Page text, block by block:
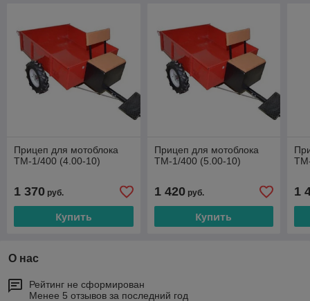
Прицеп для мотоблока
ТМ-1/400 (4.00-10)
1 370 руб.
Купить
Прицеп для мотоблока
ТМ-1/400 (5.00-10)
1 420руб.
Купить
1
О нас
Рейтинг не сформирован
Менее 5 отзывов за последний год